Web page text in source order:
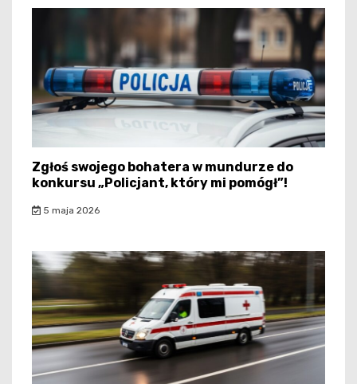
Zgłoś swojego bohatera w mundurze do
konkursu „Policjant, który mi pomógł”!
5 maja 2026